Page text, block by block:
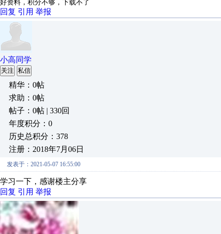
好资料，积分不够，下载不了
回复 引用 举报
小高同学
关注 私信
精华：0帖
求助：0帖
帖子：0帖 | 330回
年度积分：0
历史总积分：378
注册：2018年7月06日
发表于：2021-05-07 16:55:00
学习一下，感谢楼主分享
回复 引用 举报